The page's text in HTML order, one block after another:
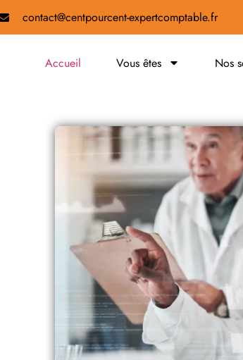
contact@centpourcent-expertcomptable.fr
Accueil Vous êtes Nos